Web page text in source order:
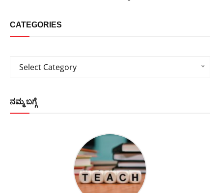
CATEGORIES
Categories
Select Category
ನಮ್ಮ ಬಗ್ಗೆ